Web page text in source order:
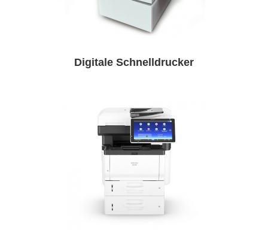
Digitale Schnelldrucker